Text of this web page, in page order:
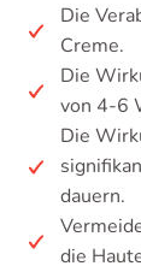
Die
Creme.
Die
von 4-6
Die
dauern.
die